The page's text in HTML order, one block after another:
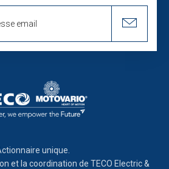
unique.
et la coordination de TECO Electric &